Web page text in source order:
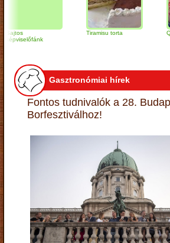
Tiramisu torta
Gasztronómiai hírek
Fontos tudnivalók a 28.
Borfesztiválhoz!